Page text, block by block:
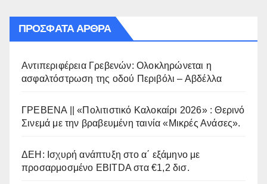
ΠΡΌΣΦΑΤΑ ΆΡΘΡΑ
Αντιπεριφέρεια Γρεβενών: Ολοκληρώνεται η
ασφαλτόστρωση της οδού Περιβόλι – Αβδέλλα
ΓΡΕΒΕΝΑ || «Πολιτιστικό Καλοκαίρι 2026» : Θερινό
Σινεμά με την βραβευμένη ταινία «Μικρές Ανάσες».
ΔΕΗ: Ισχυρή ανάπτυξη στο α΄ εξάμηνο με
προσαρμοσμένο EBITDA στα €1,2 δισ.